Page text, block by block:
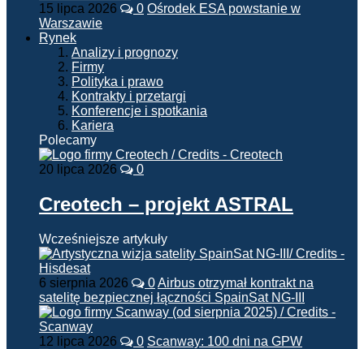
15 lipca 2026 0 Ośrodek ESA powstanie w
Warszawie
Rynek
Analizy i prognozy
Firmy
Polityka i prawo
Kontrakty i przetargi
Konferencje i spotkania
Kariera
Polecamy
20 lipca 2026 0
Creotech – projekt ASTRAL
Wcześniejsze artykuły
6 sierpnia 2026 0Airbus otrzymał kontrakt na
satelitę bezpiecznej łączności SpainSat NG-III
12 lipca 2026 0 Scanway: 100 dni na GPW